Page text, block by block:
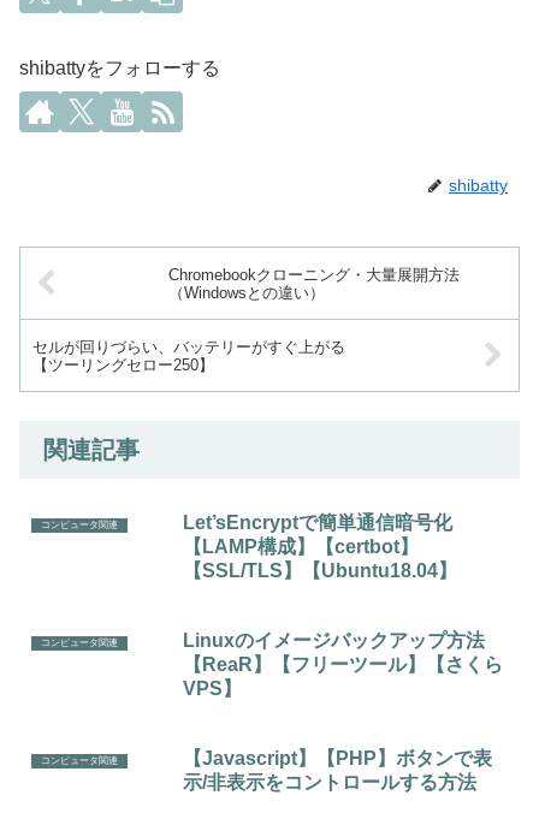
shibattyをフォローする
shibatty
Chromebookクローニング・大量展開方法
（Windowsとの違い）
セルが回りづらい、バッテリーがすぐ上がる
【ツーリングセロー250】
関連記事
コンピュータ関連
Let’sEncryptで簡単通信暗号化
【LAMP構成】【certbot】
【SSL/TLS】【Ubuntu18.04】
コンピュータ関連
Linuxのイメージバックアップ方法
【ReaR】【フリーツール】【さくら
VPS】
コンピュータ関連
【Javascript】【PHP】ボタンで表
示/非表示をコントロールする方法